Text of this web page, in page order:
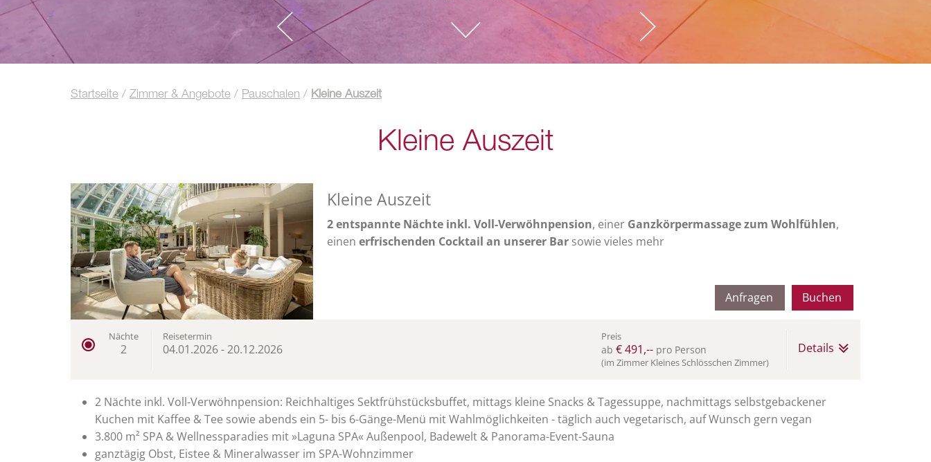
Startseite / Zimmer & Angebote / Pauschalen / Kleine Auszeit
Kleine Auszeit
Kleine Auszeit
2 entspannte Nächte inkl. Voll-Verwöhnpension, einer Ganzkörpermassage zum Wohlfühlen,
einen erfrischenden Cocktail an unserer Bar sowie vieles mehr
Buchen
Anfragen
Nächte
2
Reisetermin
04.01.2026-20.12.2026
Preis
ab € 491,-- pro Person
(im Zimmer Kleines Schlösschen Zimmer)
Details
2 Nächte inkl. Voll-Verwöhnpension: Reichhaltiges Sektfrühstücksbuffet, mittags kleine Snacks & Tagessuppe, nachmittags selbstgebackener
Kuchen mit Kaffee & Tee sowie abends ein 5- bis 6-Gänge-Menü mit Wahlmöglichkeiten - täglich auch vegetarisch, auf Wunsch gern vegan
3.800 m² SPA & Wellnessparadies mit »Laguna SPA« Außenpool, Badewelt & Panorama-Event-Sauna
ganztägig Obst, Eistee & Mineralwasser im SPA-Wohnzimmer